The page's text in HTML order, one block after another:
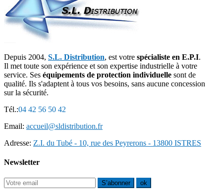
Depuis 2004, S.L. Distribution, est votre spécialiste en E.P.I.
Il met toute son expérience et son expertise industrielle à votre
service. Ses équipements de protection individuelle sont de
qualité. Ils s'adaptent à tous vos besoins, sans aucune concession
sur la sécurité.
Tél.:04 42 56 50 42
Email: accueil@sldistribution.fr
Adresse: Z.I. du Tubé - 10, rue des Peyrerons - 13800 ISTRES
Newsletter
S’abonner ok